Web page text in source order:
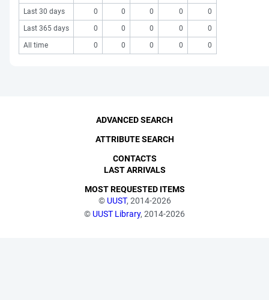
Last 30 days
0 0 0 0
0
Last 365 days
0 0 0 0
0
All time
0 0 0 0 0
© UUST, 2014-2026
© UUST Library, 2014-2026
ADVANCED SEARCH
ATTRIBUTE SEARCH
CONTACTS
LAST ARRIVALS
MOST REQUESTED ITEMS